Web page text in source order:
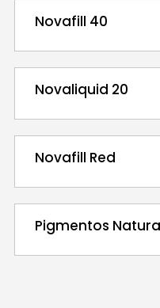
Novafill 40
Novaliquid 20
Novafill Red
Pigmentos